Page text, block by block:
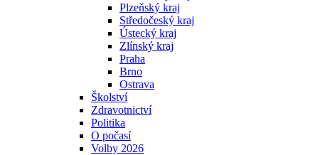
Plzeňský kraj
Středočeský kraj
Ústecký kraj
Zlínský kraj
Praha
Brno
Ostrava
Školství
Zdravotnictví
Politika
O počasí
Volby 2026